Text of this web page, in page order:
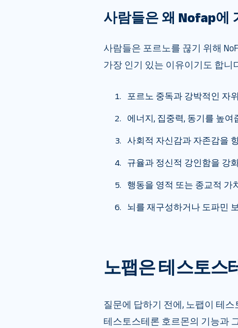
사람들은 왜 Nofap에
사람들은 포르노를 끊기 위해
가장 인기 있는 이유이기도 합니
포르노 중독과 강박적인 자
에너지, 집중력, 동기를 높여
사회적 자신감과 자존감을
규율과 정신적 강인함을 강
행동을 영적 또는 종교적 가
뇌를 재구성하거나 도파민
노팹은 테스토스
질문에 답하기 전에, 노팹이 테
테스토스테론 호르몬의 기능과